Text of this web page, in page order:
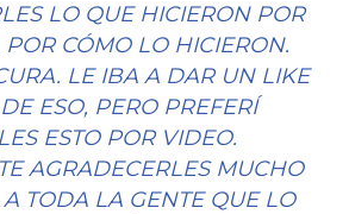
LO QUE HICIERON POR
CÓMO LO HICIERON.
LE IBA A DAR UN LIKE
ESO, PERO PREFERÍ
ESTO POR VIDEO.
AGRADECERLES MUCHO
A TODA LA GENTE QUE LO